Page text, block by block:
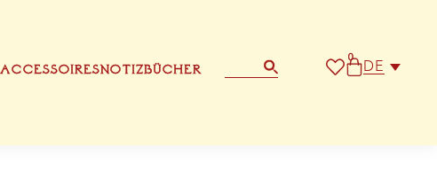
ACCESSOIRESNOTIZBÜCHER
0 DE